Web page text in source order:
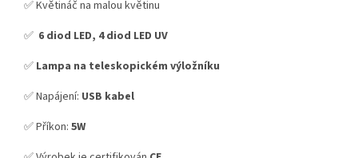
✅ Květináč na malou květinu
✅ 6 diod LED, 4 diod LED UV
✅ Lampa na teleskopickém výložníku
✅ Napájení: USB kabel
✅ Příkon: 5W